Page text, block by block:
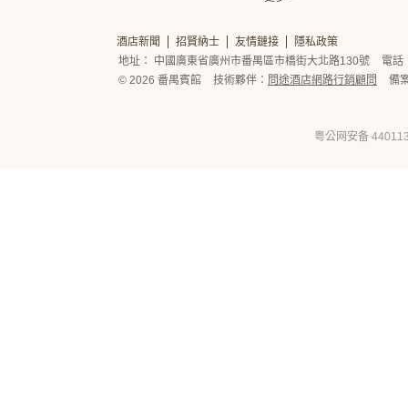
酒店新聞 招賢納士 友情鏈接
隱私政策
地址： 中國廣東省廣州市番禺區市橋街大北路130號
電話
© 2026 番禺賓館
技術夥伴： 問途酒店網路行銷顧問 備
粤公网安备